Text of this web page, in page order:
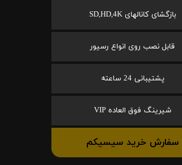
بازگشای کانالهای SD,HD,4K
قابل نصب روی انواع رسیور
پشتیبانی 24 ساعته
شیرینگ فوق العاده VIP
سفارش خرید سیسیکم